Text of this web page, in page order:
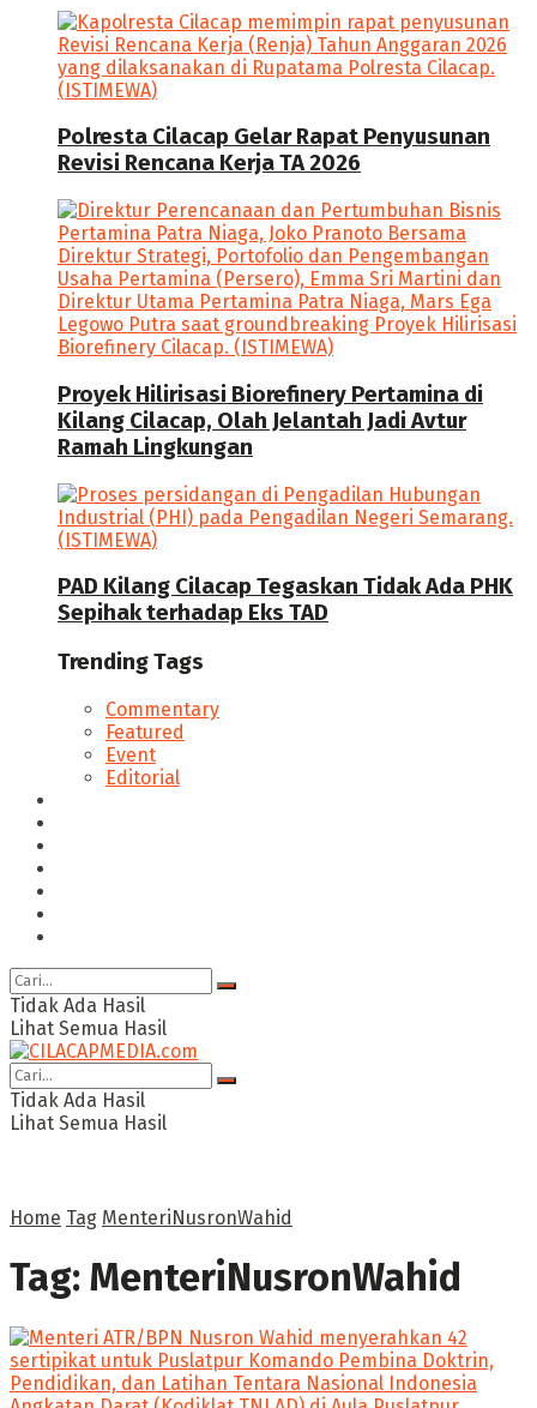
Polresta Cilacap Gelar Rapat Penyusunan
Revisi Rencana Kerja TA 2026
Proyek Hilirisasi Biorefinery Pertamina di
Kilang Cilacap, Olah Jelantah Jadi Avtur
Ramah Lingkungan
PAD Kilang Cilacap Tegaskan Tidak Ada PHK
Sepihak terhadap Eks TAD
Trending Tags
Commentary
Featured
Event
Editorial
Tidak Ada Hasil
Lihat Semua Hasil
Tidak Ada Hasil
Lihat Semua Hasil
Home Tag MenteriNusronWahid
Tag: MenteriNusronWahid